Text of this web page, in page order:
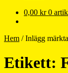
0,00 kr 0
Hem /Inlägg
Etikett: